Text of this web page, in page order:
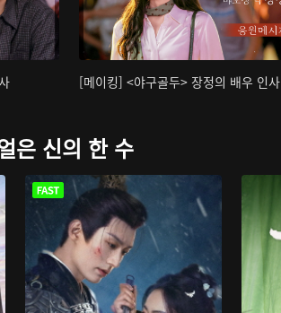
[메이킹] <야구골두> 장정의 배우 인사
은 신의 한 수